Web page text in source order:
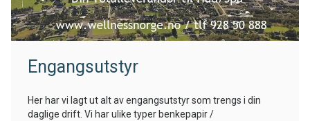
Engangsutstyr
Her har vi lagt ut alt av engangsutstyr som trengs i din
daglige drift. Vi har ulike typer benkepapir /